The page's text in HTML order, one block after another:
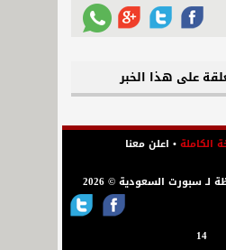
على هذا الخبر
الكاملة• اعلن معنا
سبورت السعودية © 2026
14